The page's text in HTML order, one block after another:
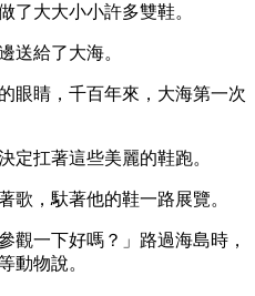
了大大小小許多雙鞋。
送給了大海。
眼睛，千百年來，大海第一次
定扛著這些美麗的鞋跑。
歌，馱著他的鞋一路展覽。
觀一下好嗎？」路過海島時，
動物說。